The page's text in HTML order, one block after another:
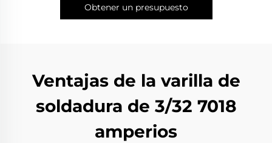
Obtener un presupuesto
Ventajas de la varilla de
soldadura de 3/32 7018
amperios